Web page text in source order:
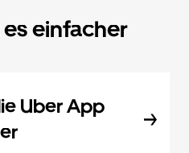
einfacher
Uber App